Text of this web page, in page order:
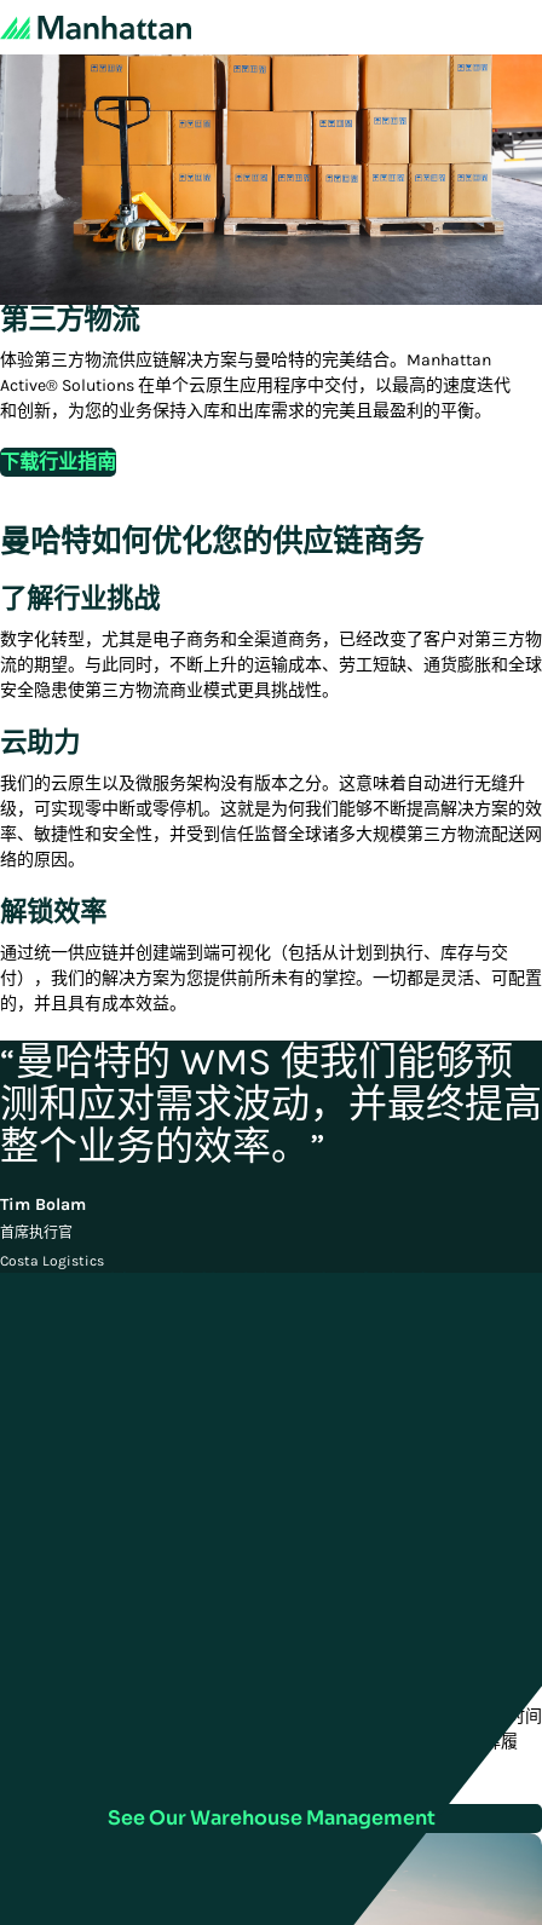
第三方物流
体验第三方物流供应链解决方案与曼哈特的完美结合。Manhattan
Active® Solutions 在单个云原生应用程序中交付，以最高的速度迭代
和创新，为您的业务保持入库和出库需求的完美且最盈利的平衡。
下载行业指南
曼哈特如何优化您的供应链商务
了解行业挑战
数字化转型，尤其是电子商务和全渠道商务，已经改变了客户对第三方物
流的期望。与此同时，不断上升的运输成本、劳工短缺、通货膨胀和全球
安全隐患使第三方物流商业模式更具挑战性。
云助力
我们的云原生以及微服务架构没有版本之分。这意味着自动进行无缝升
级，可实现零中断或零停机。这就是为何我们能够不断提高解决方案的效
率、敏捷性和安全性，并受到信任监督全球诸多大规模第三方物流配送网
络的原因。
解锁效率
通过统一供应链并创建端到端可视化（包括从计划到执行、库存与交
付），我们的解决方案为您提供前所未有的掌控。一切都是灵活、可配置
的，并且具有成本效益。
“曼哈特的 WMS 使我们能够预
测和应对需求波动，并最终提高
整个业务的效率。”
Tim Bolam
首席执行官
Costa Logistics
受益于能够协调增值服务（礼品包装、个性化服务）而不会减慢运输时间
的 WMS。获得跨每个设施的每个层面的实时数据可视化，统一指挥履
See Our Warehouse Management